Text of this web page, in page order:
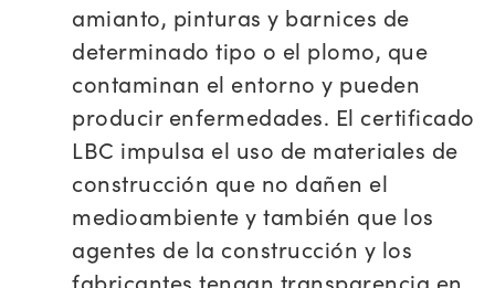
amianto, pinturas y barnices de
determinado tipo o el plomo, que
contaminan el entorno y pueden
producir enfermedades. El certificado
LBC impulsa el uso de materiales de
construcción que no dañen el
medioambiente y también que los
agentes de la construcción y los
fabricantes tengan transparencia en